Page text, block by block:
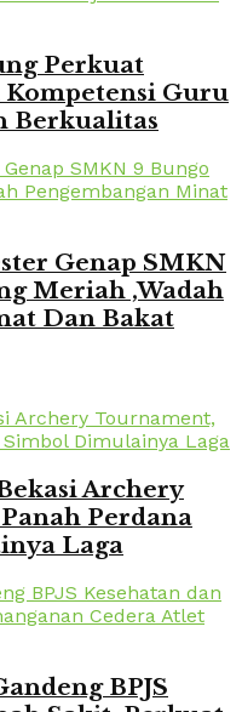
Perkuat
Guru
Berkualitas
Genap SMKN
Meriah ,Wadah
Dan Bakat
Archery
Perdana
Laga
BPJS